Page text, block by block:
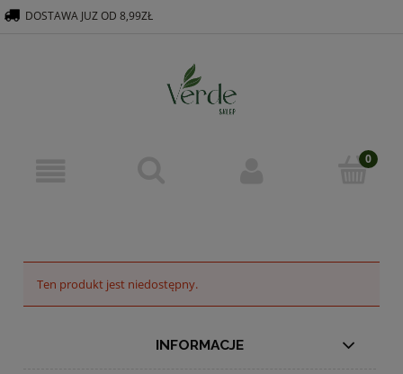
DOSTAWA JUZ OD 8,99ZŁ
Ten produkt jest niedostępny.
INFORMACJE